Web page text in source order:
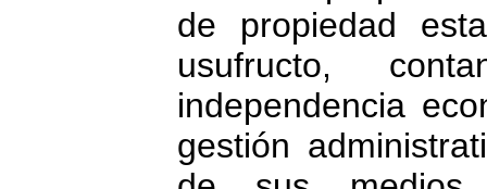
de propiedad
usufructo,
independencia
gestión